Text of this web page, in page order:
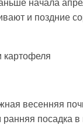
начала
и поздние
картофеля
весенняя
посадка